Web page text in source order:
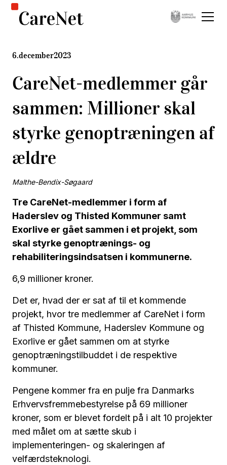
6.december2023
CareNet-medlemmer går
sammen: Millioner skal
styrke genoptræningen af
ældre
Malthe-Bendix-Søgaard
Tre CareNet-medlemmer i form af
Haderslev og Thisted Kommuner samt
Exorlive er gået sammen i et projekt, som
skal styrke genoptrænings- og
rehabiliteringsindsatsen i kommunerne.
6,9 millioner kroner.
Det er, hvad der er sat af til et kommende
projekt, hvor tre medlemmer af CareNet i form
af Thisted Kommune, Haderslev Kommune og
Exorlive er gået sammen om at styrke
genoptræningstilbuddet i de respektive
kommuner.
Pengene kommer fra en pulje fra Danmarks
Erhvervsfremmebestyrelse på 69 millioner
kroner, som er blevet fordelt på i alt 10 projekter
med målet om at sætte skub i
implementeringen- og skaleringen af
velfærdsteknologi.